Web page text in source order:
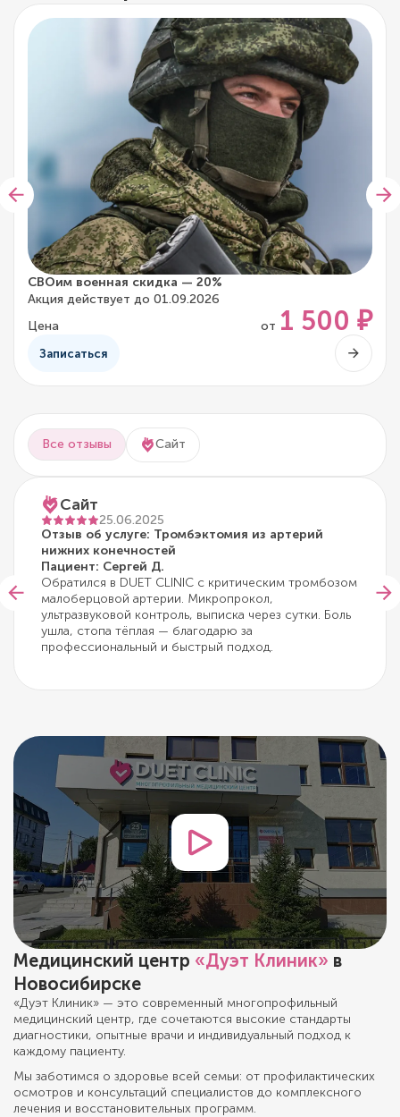
СВОим военная скидка — 20%
Акция действует до 01.09.2026
Цена
от 1 500 ₽
Записаться
Все отзывы Сайт
Сайт
25.06.2025
Отзыв об услуге: Тромбэктомия из артерий
нижних конечностей
Пациент: Сергей Д.
Обратился в DUET CLINIC с критическим тромбозом
малоберцовой артерии. Микропрокол,
ультразвуковой контроль, выписка через сутки. Боль
ушла, стопа тёплая — благодарю за
профессиональный и быстрый подход.
Медицинский центр «Дуэт Клиник» в
Новосибирске
«Дуэт Клиник» — это современный многопрофильный
медицинский центр, где сочетаются высокие стандарты
диагностики, опытные врачи и индивидуальный подход к
каждому пациенту.
Мы заботимся о здоровье всей семьи: от профилактических
осмотров и консультаций специалистов до комплексного
лечения и восстановительных программ.